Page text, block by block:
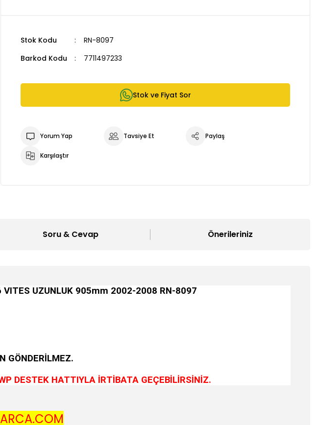
Stok Kodu
RN-8097
Barkod Kodu
7711497233
Stok ve Fiyat Sor
Yorum Yap Tavsiye Et Paylaş
Karşılaştır
Soru & Cevap Önerileriniz
VITES UZUNLUK 905mm 2002-2008 RN-8097
GÖNDERİLMEZ.
DESTEK HATTIYLA İRTİBATA GEÇEBİLİRSİNİZ.